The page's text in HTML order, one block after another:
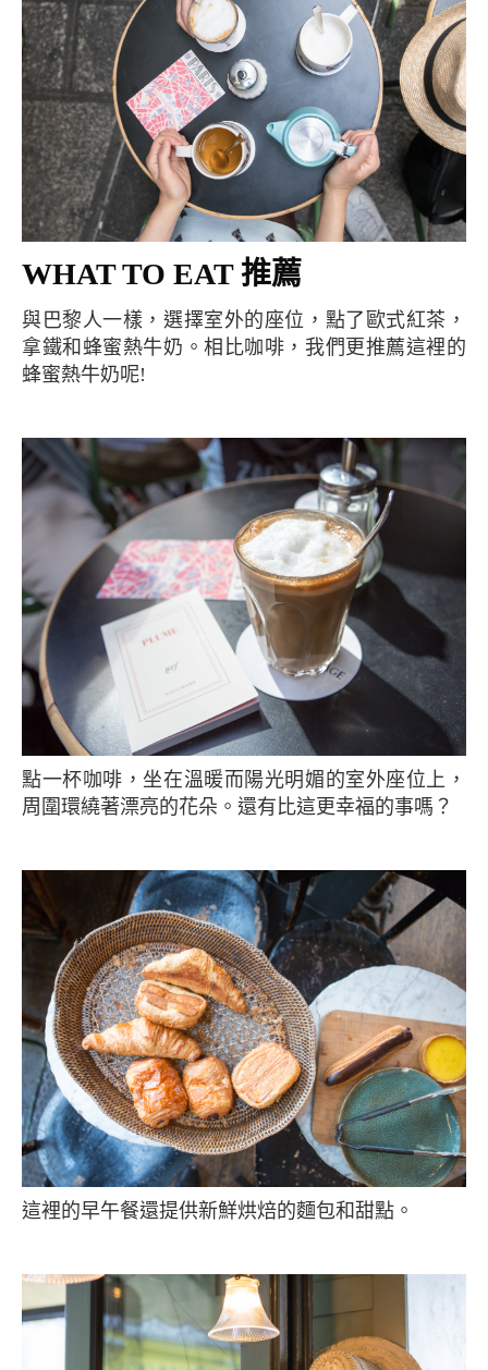
WHAT TO EAT 推薦
與巴黎人一樣，選擇室外的座位，點了歐式紅茶，
拿鐵和蜂蜜熱牛奶。相比咖啡，我們更推薦這裡的
蜂蜜熱牛奶呢!
點一杯咖啡，坐在溫暖而陽光明媚的室外座位上，
周圍環繞著漂亮的花朵。還有比這更幸福的事嗎？
這裡的早午餐還提供新鮮烘焙的麵包和甜點。